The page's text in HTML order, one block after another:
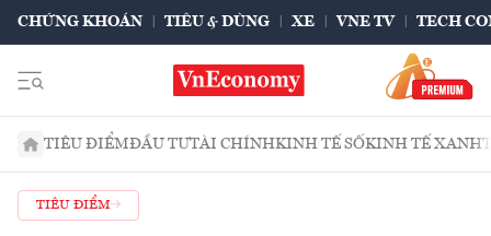
CHỨNG KHOÁN TIÊU & DÙNG XE VNE TV TECH
TIÊU ĐIỂMĐẦU TƯTÀI CHÍNHKINH TẾ SỐKINH TẾ XANH
TIÊU ĐIỂM